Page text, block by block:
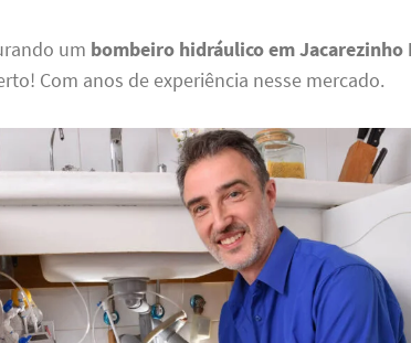
um bombeiro hidráulico em Jacarezinho
Com anos de experiência nesse mercado.